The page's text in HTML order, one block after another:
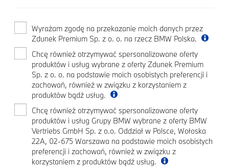
Wyrażam zgodę na przekazanie moich danych przez
Zdunek Premium Sp. z o. o. na rzecz BMW Polska.
Chcę również otrzymywać spersonalizowane oferty
produktów i usług wybrane z oferty Zdunek Premium
Sp. z o. o. na podstawie moich osobistych preferencji i
zachowań, również w związku z korzystaniem z
produktów bądź usług.
Chcę również otrzymywać spersonalizowane oferty
produktów i usług Grupy BMW wybrane z oferty BMW
Vertriebs GmbH Sp. z o.o. Oddział w Polsce, Wołoska
22A, 02-675 Warszawa na podstawie moich osobistych
preferencji i zachowań, również w związku z
korzystaniem z produktów bądź usług.